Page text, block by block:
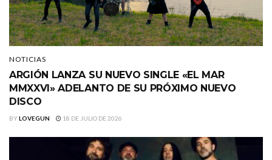
NOTICIAS
ARGIÓN LANZA SU NUEVO SINGLE «EL MAR
MMXXVI» ADELANTO DE SU PRÓXIMO NUEVO
DISCO
BYLOVEGUN 18 DE JULIO DE 2026